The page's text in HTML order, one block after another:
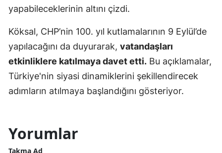
yapabileceklerinin altını çizdi.
Köksal, CHP’nin 100. yıl kutlamalarının 9 Eylül’de
yapılacağını da duyurarak, vatandaşları
etkinliklere katılmaya davet etti. Bu açıklamalar,
Türkiye'nin siyasi dinamiklerini şekillendirecek
adımların atılmaya başlandığını gösteriyor.
Yorumlar
Takma Ad